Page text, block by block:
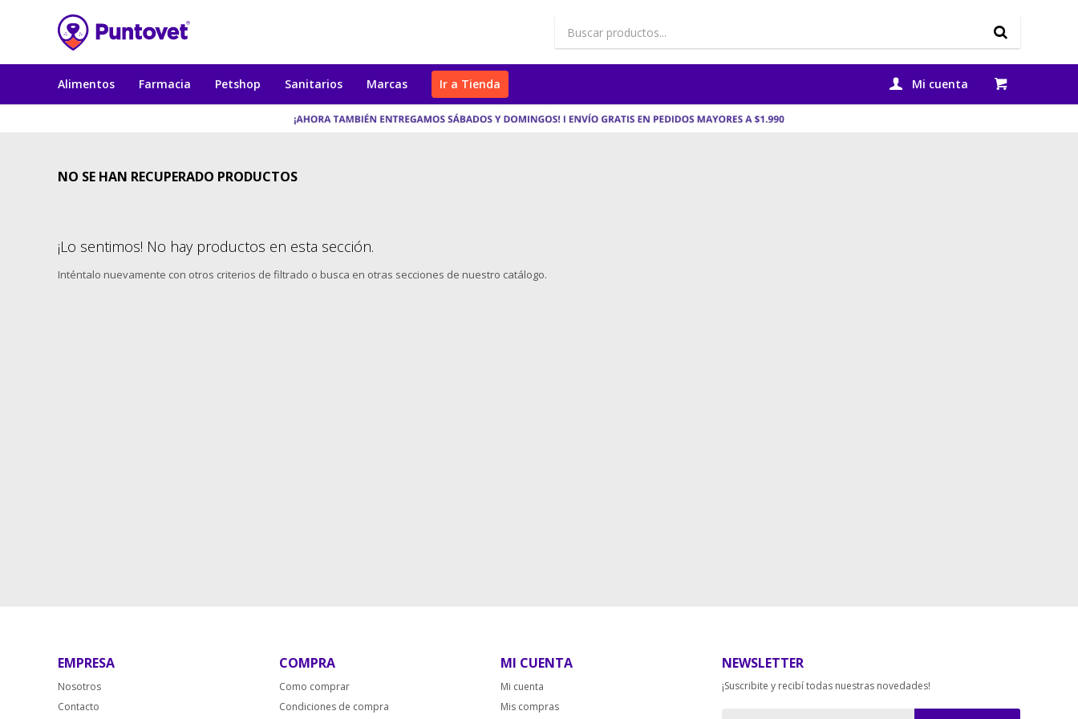
Alimentos Farmacia Petshop Sanitarios Marcas Ir a Tienda
NO SE HAN RECUPERADO PRODUCTOS
¡Lo sentimos! No hay productos en esta sección.
Inténtalo nuevamente con otros criterios de filtrado o busca en otras secciones de nuestro catálogo.
EMPRESA
Nosotros
Contacto
COMPRA
Como comprar
Condiciones de compra
MI CUENTA
Mi cuenta
Mis compras
NEWSLETTER
¡Suscribite y recibí todas nuestras novedades!